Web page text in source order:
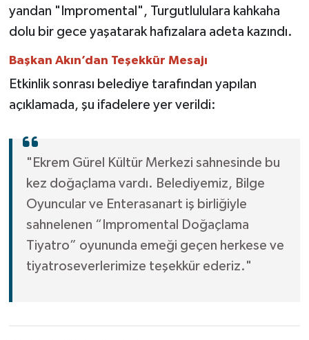
yandan "Impromental", Turgutlululara kahkaha
dolu bir gece yaşatarak hafızalara adeta kazındı.
Başkan Akın’dan Teşekkür Mesajı
Etkinlik sonrası belediye tarafından yapılan
açıklamada, şu ifadelere yer verildi:
"Ekrem Gürel Kültür Merkezi sahnesinde bu
kez doğaçlama vardı. Belediyemiz, Bilge
Oyuncular ve Enterasanart iş birliğiyle
sahnelenen “Impromental Doğaçlama
Tiyatro” oyununda emeği geçen herkese ve
tiyatroseverlerimize teşekkür ederiz."